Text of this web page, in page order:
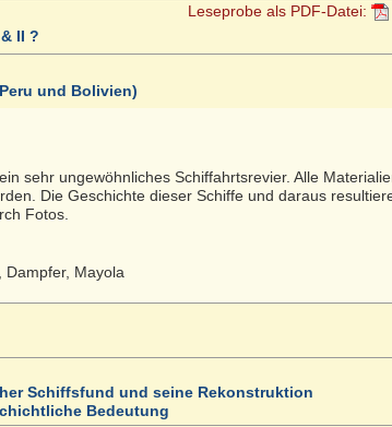
Leseprobe als PDF-Datei:
II ?
und Bolivien)
sehr ungewöhnliches Schiffahrtsrevier. Alle
Die Geschichte dieser Schiffe und daraus
Fotos.
Dampfer, Mayola
Schiffsfund und seine Rekonstruktion
Bedeutung